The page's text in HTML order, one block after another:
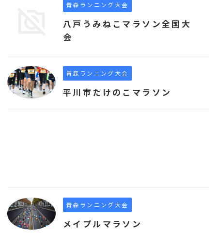
青森ランニング大会
八戸うみねこマラソン全国大
会
青森ランニング大会
平川市たけのこマラソン
青森ランニング大会
メイプルマラソン